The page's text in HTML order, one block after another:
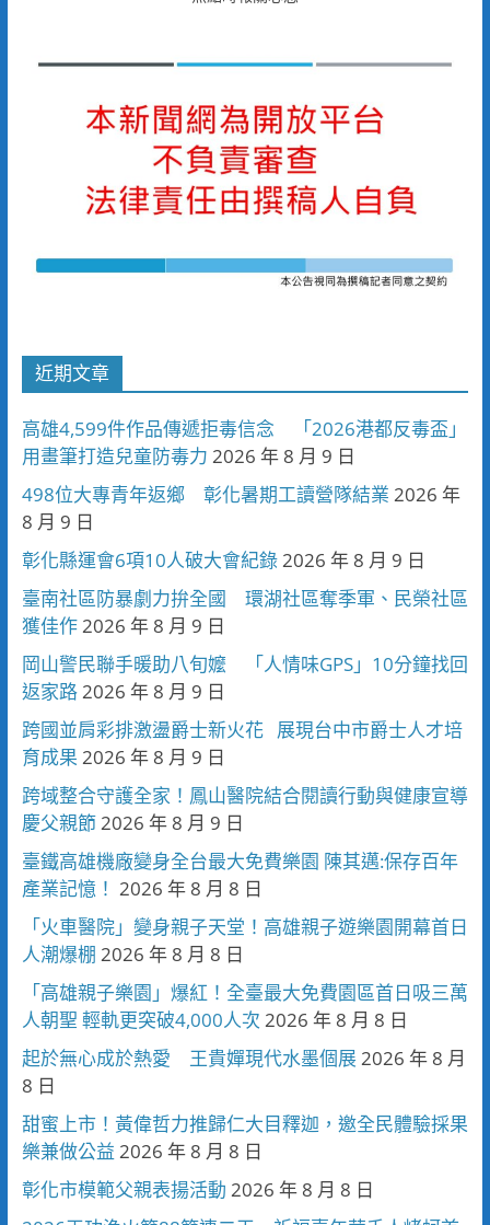
近期文章
高雄4,599件作品傳遞拒毒信念 「2026港都反毒盃」
用畫筆打造兒童防毒力 2026 年 8 月 9 日
498位大專青年返鄉 彰化暑期工讀營隊結業 2026 年
8 月 9 日
彰化縣運會6項10人破大會紀錄2026 年 8 月 9 日
臺南社區防暴劇力拚全國 環湖社區奪季軍、民榮社區
獲佳作2026 年 8 月 9 日
岡山警民聯手暖助八旬嬤 「人情味GPS」10分鐘找回
返家路2026 年 8 月 9 日
跨國並肩彩排激盪爵士新火花 展現台中市爵士人才培
育成果 2026 年 8 月 9 日
跨域整合守護全家！鳳山醫院結合閱讀行動與健康宣導
慶父親節2026 年 8 月 9 日
臺鐵高雄機廠變身全台最大免費樂園 陳其邁:保存百年
產業記憶！ 2026 年 8 月 8 日
「火車醫院」變身親子天堂！高雄親子遊樂園開幕首日
人潮爆棚 2026 年 8 月 8 日
「高雄親子樂園」爆紅！全臺最大免費園區首日吸三萬
人朝聖 輕軌更突破4,000人次 2026 年 8 月 8 日
起於無心成於熱愛 王貴嬋現代水墨個展2026 年 8 月
8 日
甜蜜上市！黃偉哲力推歸仁大目釋迦，邀全民體驗採果
樂兼做公益 2026 年 8 月 8 日
彰化市模範父親表揚活動 2026 年 8 月 8 日